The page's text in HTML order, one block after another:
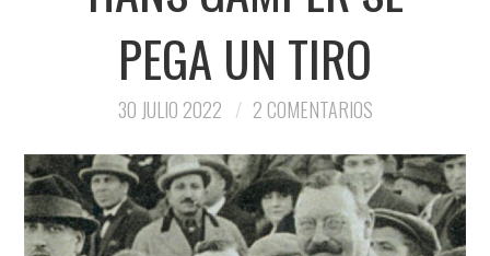
PEGA UN TIRO
30 JULIO 2022 2 COMENTARIOS